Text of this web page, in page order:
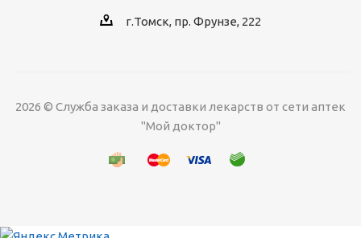
г.Томск, пр. Фрунзе, 222
2026 © Служба заказа и доставки лекарств от сети аптек
"Мой доктор"